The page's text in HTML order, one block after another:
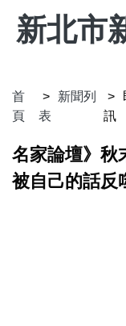
新北市
首
頁
新聞列
表
訊
名家論壇》秋
被自己的話反